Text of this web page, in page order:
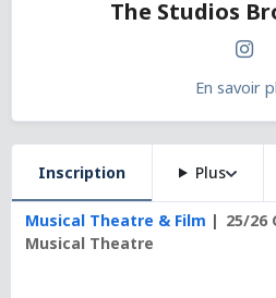
The Studios
En savoir
Inscription Plus
Musical Theatre & Film
25/26
Musical Theatre